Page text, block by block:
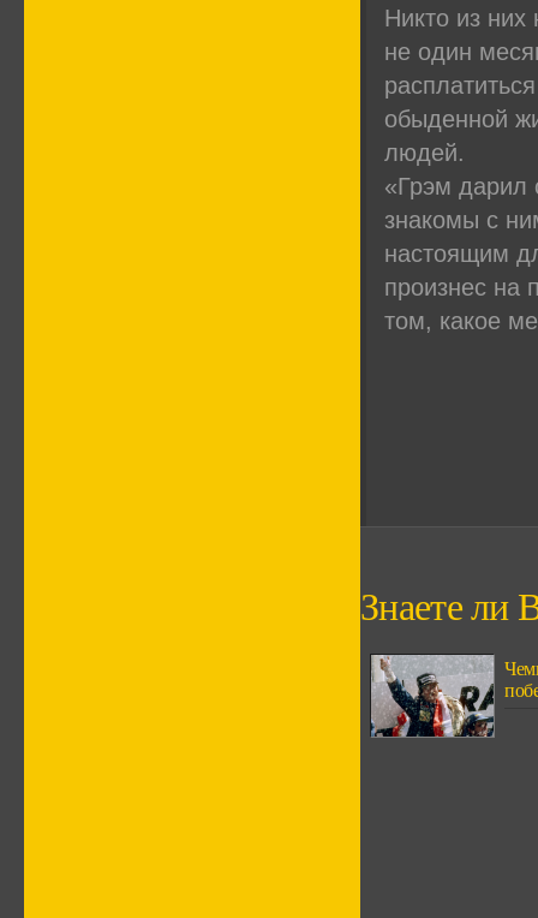
Никто из них
не один
обыденной
людей.
«Грэм дарил
знакомы с
настоящим
произнес на
том, какое
Знаете ли